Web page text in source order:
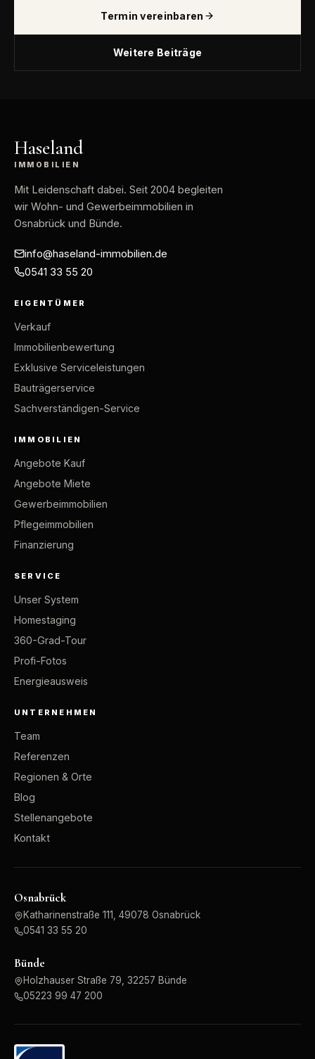
Termin vereinbaren
Weitere Beiträge
Haseland
IMMOBILIEN
Mit Leidenschaft dabei. Seit 2004 begleiten
wir Wohn- und Gewerbeimmobilien in
Osnabrück und Bünde.
info@haseland-immobilien.de
0541 33 55 20
EIGENTÜMER
Verkauf
Immobilienbewertung
Exklusive Serviceleistungen
Bauträgerservice
Sachverständigen-Service
IMMOBILIEN
Angebote Kauf
Angebote Miete
Gewerbeimmobilien
Pflegeimmobilien
Finanzierung
SERVICE
Unser System
Homestaging
360-Grad-Tour
Profi-Fotos
Energieausweis
UNTERNEHMEN
Team
Referenzen
Regionen & Orte
Blog
Stellenangebote
Kontakt
Osnabrück
Katharinenstraße 111, 49078 Osnabrück
0541 33 55 20
Bünde
Holzhauser Straße 79, 32257 Bünde
05223 99 47 200